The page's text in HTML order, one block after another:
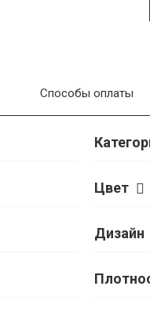
Цвет
Дизайн
Способы оплаты